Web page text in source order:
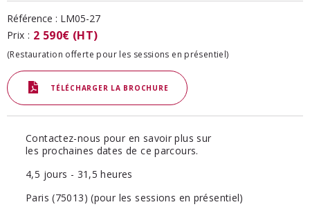
Référence : LM05-27
Prix : 2 590€ (HT)
(Restauration offerte pour les sessions en présentiel)
TÉLÉCHARGER LA BROCHURE
Contactez-nous pour en savoir plus sur
les prochaines dates de ce parcours.
4,5 jours - 31,5 heures
Paris (75013) (pour les sessions en présentiel)